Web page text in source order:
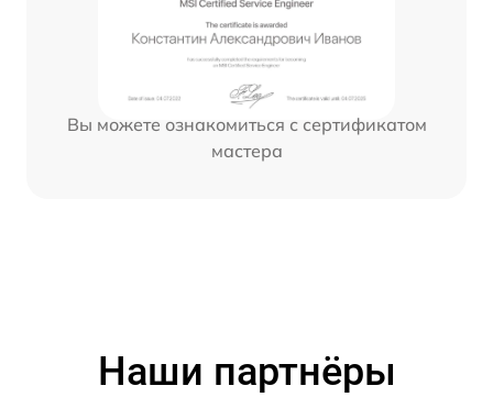
Вы можете ознакомиться с сертификатом
мастера
Наши партнёры